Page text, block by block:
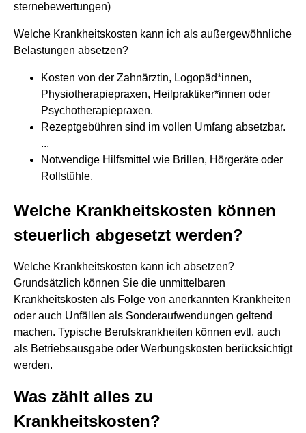
sternebewertungen)
Welche Krankheitskosten kann ich als außergewöhnliche
Belastungen absetzen?
Kosten von der Zahnärztin, Logopäd*innen,
Physiotherapiepraxen, Heilpraktiker*innen oder
Psychotherapiepraxen.
Rezeptgebühren sind im vollen Umfang absetzbar.
...
Notwendige Hilfsmittel wie Brillen, Hörgeräte oder
Rollstühle.
Welche Krankheitskosten können
steuerlich abgesetzt werden?
Welche Krankheitskosten kann ich absetzen?
Grundsätzlich können Sie die unmittelbaren
Krankheitskosten als Folge von anerkannten Krankheiten
oder auch Unfällen als Sonderaufwendungen geltend
machen. Typische Berufskrankheiten können evtl. auch
als Betriebsausgabe oder Werbungskosten berücksichtigt
werden.
Was zählt alles zu
Krankheitskosten?